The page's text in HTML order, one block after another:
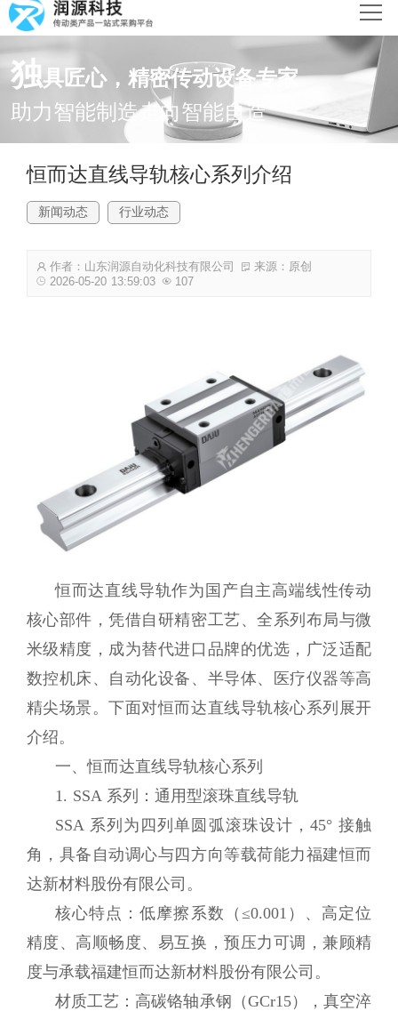
网站首页
产品中心
解决方案
关于润源
联系我们
独具匠心，精密传动设备专家
助力智能制造走向智能自造
恒而达直线导轨核心系列介绍
新闻动态 行业动态
作者：山东润源自动化科技有限公司
来源：原创
2026-05-20 13:59:03
107
恒而达直线导轨作为国产自主高端线性传动
核心部件，凭借自研精密工艺、全系列布局与微
米级精度，成为替代进口品牌的优选，广泛适配
数控机床、自动化设备、半导体、医疗仪器等高
精尖场景。下面对恒而达直线导轨核心系列展开
介绍。
一、恒而达直线导轨核心系列
1. SSA 系列：通用型滚珠直线导轨
SSA 系列为四列单圆弧滚珠设计，45° 接触
角，具备自动调心与四方向等载荷能力福建恒而
达新材料股份有限公司。
核心特点：低摩擦系数（≤0.001）、高定位
精度、高顺畅度、易互换，预压力可调，兼顾精
度与承载福建恒而达新材料股份有限公司。
材质工艺：高碳铬轴承钢（GCr15），真空淬